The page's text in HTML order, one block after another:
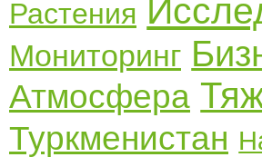
Растения
Мониторинг
Атмосфера
Туркменистан